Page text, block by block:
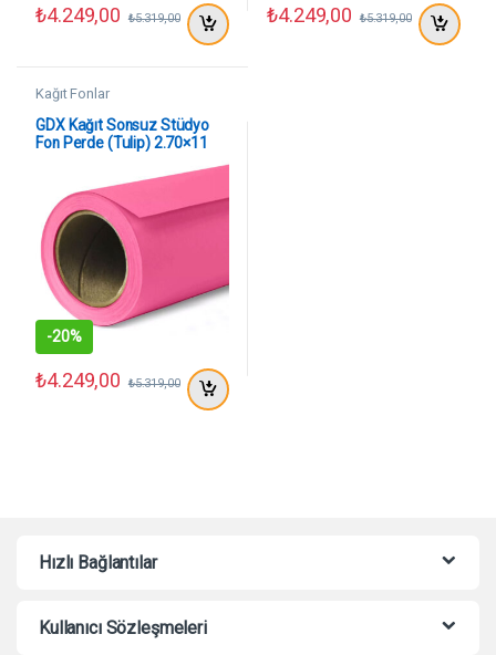
₺4.249,00 ₺5.319,00 ₺4.249,00 ₺5.319,00
Kağıt Fonlar
GDX Kağıt Sonsuz Stüdyo
Fon Perde (Tulip) 2.70×11
-20%
₺4.249,00 ₺5.319,00
Hızlı Bağlantılar
Kullanıcı Sözleşmeleri